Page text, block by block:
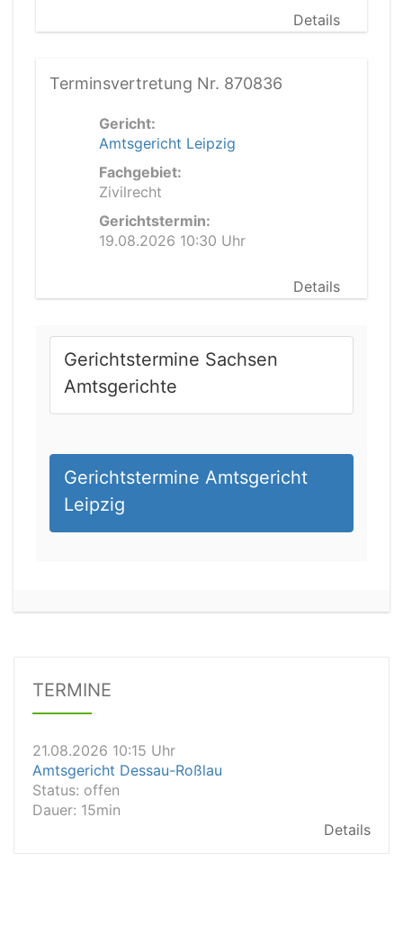
Details
Terminsvertretung Nr. 870836
Gericht:
Amtsgericht Leipzig
Fachgebiet:
Zivilrecht
Gerichtstermin:
19.08.2026 10:30 Uhr
Details
Gerichtstermine Sachsen
Amtsgerichte
Gerichtstermine Amtsgericht
Leipzig
TERMINE
21.08.2026 08:15 Uhr
21.08.2026 10:15 Uhr
Amtsgericht Dessau-Roßlau
Dauer: 15min
21.08.2026 10:10 Uhr
Amtsgericht Solingen